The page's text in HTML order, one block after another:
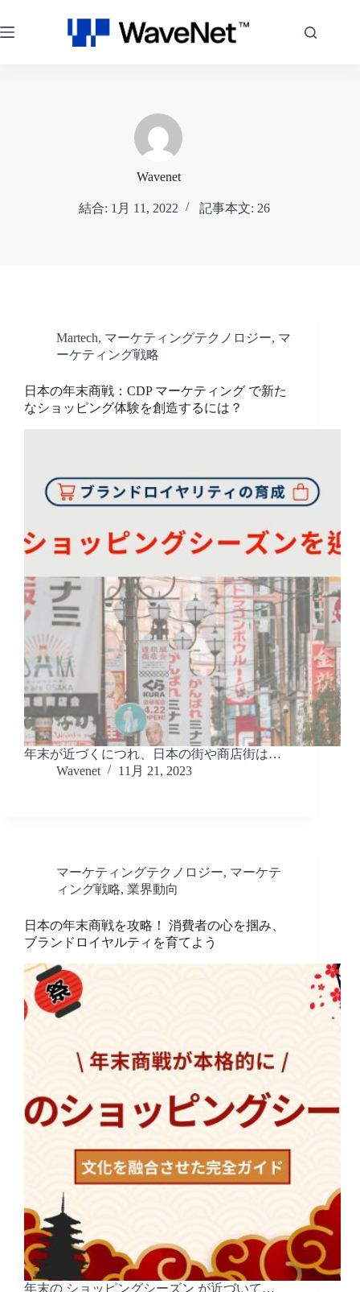
ン
テ
Wavenet
結合: 1月 11, 2022 記事本文: 26
Martech, マーケティングテクノロジー, マ
ーケティング戦略
日本の年末商戦：CDP マーケティング で新た
なショッピング体験を創造するには？
年末が近づくにつれ、日本の街や商店街は…
Wavenet
11月 21, 2023
マーケティングテクノロジー, マーケテ
ィング戦略, 業界動向
日本の年末商戦を攻略！ 消費者の心を掴み、
ブランドロイヤルティを育てよう
年末の ショッピングシーズン が近づいて…